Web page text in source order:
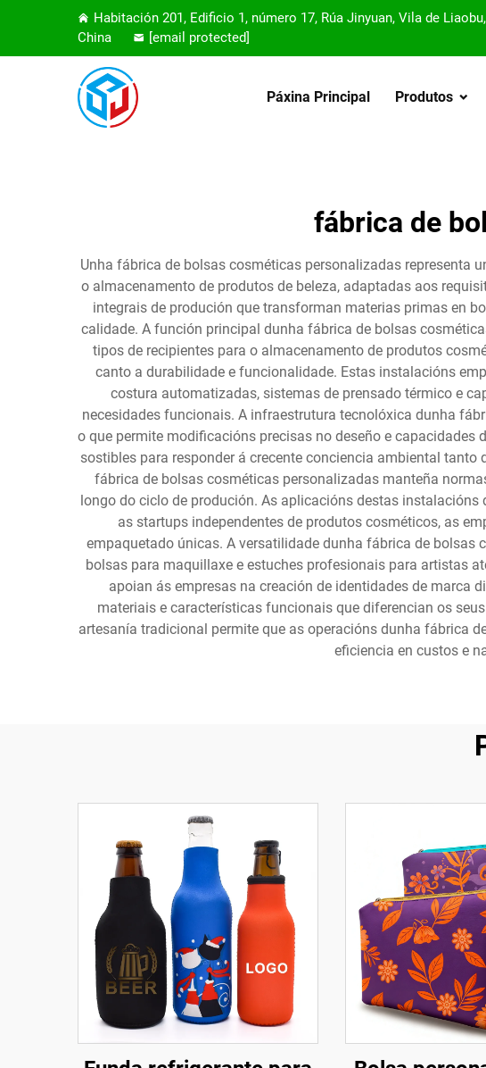
Habitación 201, Edificio 1, número 17, Rúa Jinyuan, Vila de
China
[email protected]
Páxina Principal Produtos
fábrica de
Unha fábrica de bolsas cosméticas personalizadas representa
o almacenamento de produtos de beleza, adaptadas aos
integrais de produción que transforman materias primas en
calidade. A función principal dunha fábrica de bolsas
tipos de recipientes para o almacenamento de produtos
canto a durabilidade e funcionalidade. Estas instalacións
costura automatizadas, sistemas de prensado térmico e
necesidades funcionais. A infraestrutura tecnolóxica dunha
o que permite modificacións precisas no deseño e
sostibles para responder á crecente conciencia ambiental
fábrica de bolsas cosméticas personalizadas manteña
longo do ciclo de produción. As aplicacións destas
as startups independentes de produtos cosméticos, as
empaquetado únicas. A versatilidade dunha fábrica de bolsas
bolsas para maquillaxe e estuches profesionais para artistas
apoian ás empresas na creación de identidades de marca
materiais e características funcionais que diferencian os
artesanía tradicional permite que as operacións dunha fábrica
eficiencia en custos e